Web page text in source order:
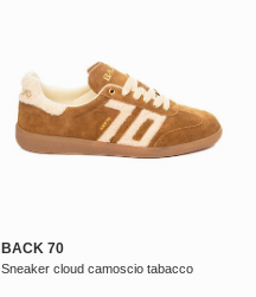
BACK 70
Sneaker cloud camoscio tabacco